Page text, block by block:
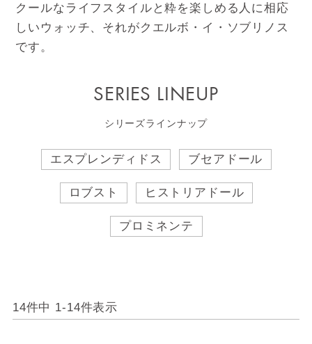
クールなライフスタイルと粋を楽しめる人に相応
しいウォッチ、それがクエルボ・イ・ソブリノス
です。
SERIES LINEUP
シリーズラインナップ
エスプレンディドス ブセアドール
ロブスト ヒストリアドール
プロミネンテ
14件中 1-14件表示